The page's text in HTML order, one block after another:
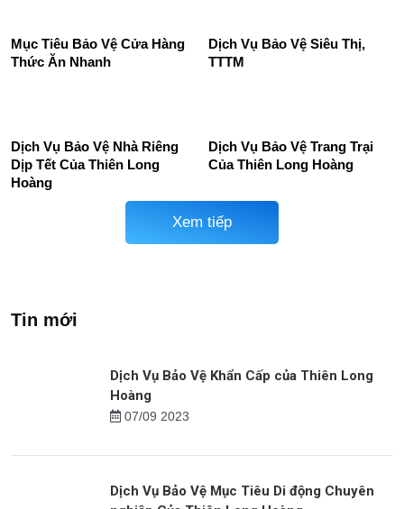
Mục Tiêu Bảo Vệ Cửa Hàng
Thức Ăn Nhanh
Dịch Vụ Bảo Vệ Siêu Thị,
TTTM
Dịch Vụ Bảo Vệ Nhà Riêng
Dịp Tết Của Thiên Long
Hoàng
Dịch Vụ Bảo Vệ Trang Trại
Của Thiên Long Hoàng
Xem tiếp
Tin mới
Dịch Vụ Bảo Vệ Khẩn Cấp của Thiên Long
Hoàng
07/09 2023
Dịch Vụ Bảo Vệ Mục Tiêu Di động Chuyên